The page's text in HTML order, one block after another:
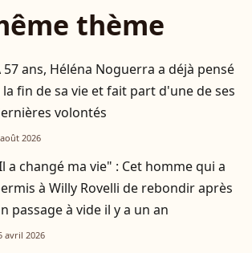
thème
57 ans, Héléna Noguerra a déjà pensé
la fin de sa vie et fait part d'une de ses
volontés
2026
a changé ma vie" : Cet homme qui a
à Willy Rovelli de rebondir après
passage à vide il y a un an
avril 2026